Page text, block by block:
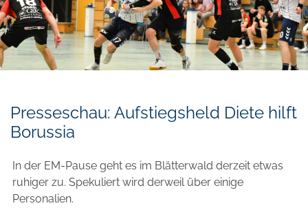
Presseschau: Aufstiegsheld Diete hilft
Borussia
In der EM-Pause geht es im Blätterwald derzeit etwas
ruhiger zu. Spekuliert wird derweil über einige
Personalien.